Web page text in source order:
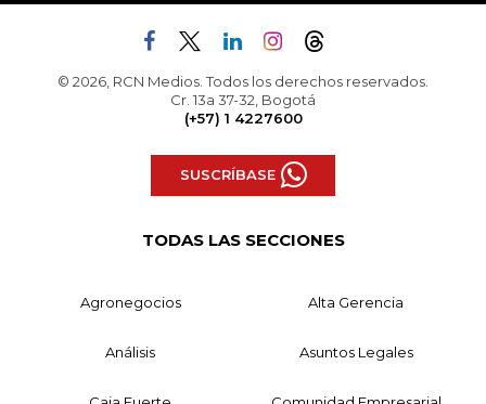
© 2026, RCN Medios. Todos los derechos reservados.
Cr. 13a 37-32, Bogotá
(+57) 1 4227600
SUSCRÍBASE
TODAS LAS SECCIONES
Agronegocios Alta Gerencia
Análisis Asuntos Legales